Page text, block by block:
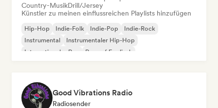
Country-MusikDrill/Jersey
Künstler zu meinen einflussreichen Playlists hinzufügen
Hip-Hop Indie-Folk Indie-Pop
Indie-Rock
Instrumental
Instrumentaler Hip-Hop
Internationaler Rap
Rap auf Englisch
Good Vibrations Radio
Radiosender